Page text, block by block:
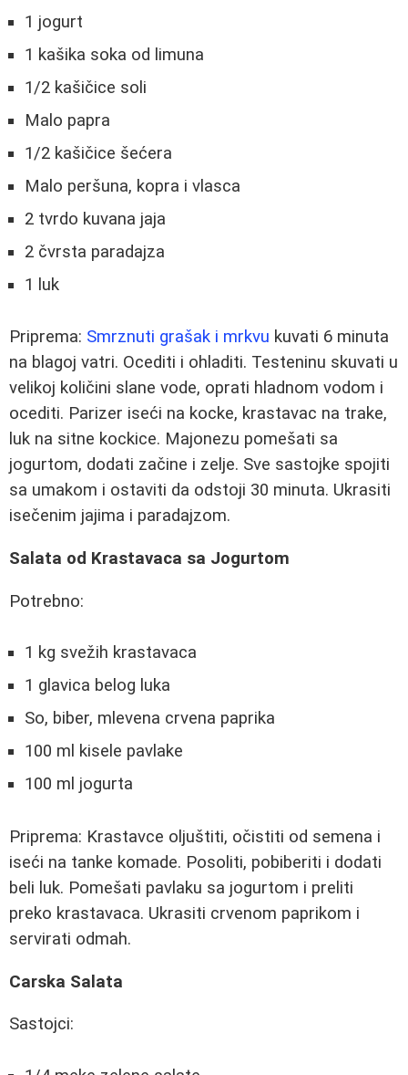
1 jogurt
1 kašika soka od limuna
1/2 kašičice soli
Malo papra
1/2 kašičice šećera
Malo peršuna, kopra i vlasca
2 tvrdo kuvana jaja
2 čvrsta paradajza
1 luk
Priprema: Smrznuti grašak i mrkvu kuvati 6 minuta
na blagoj vatri. Ocediti i ohladiti. Testeninu skuvati u
velikoj količini slane vode, oprati hladnom vodom i
ocediti. Parizer iseći na kocke, krastavac na trake,
luk na sitne kockice. Majonezu pomešati sa
jogurtom, dodati začine i zelje. Sve sastojke spojiti
sa umakom i ostaviti da odstoji 30 minuta. Ukrasiti
isečenim jajima i paradajzom.
Salata od Krastavaca sa Jogurtom
Potrebno:
1 kg svežih krastavaca
1 glavica belog luka
So, biber, mlevena crvena paprika
100 ml kisele pavlake
100 ml jogurta
Priprema: Krastavce oljuštiti, očistiti od semena i
iseći na tanke komade. Posoliti, pobiberiti i dodati
beli luk. Pomešati pavlaku sa jogurtom i preliti
preko krastavaca. Ukrasiti crvenom paprikom i
servirati odmah.
Carska Salata
Sastojci: